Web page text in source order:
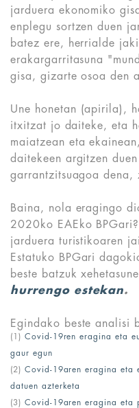
jarduera ekonomiko
enplegu sortzen duen
batez ere, herrialde
erakargarritasuna
gisa, gizarte osoa den
Une honetan (apirila),
itxitzat jo daiteke, eta
maiatzean eta
daitekeen argitzen
garrantzitsuagoa dena,
Baina, nola eragingo
2020ko EAEko
jarduera turistikoaren
Estatuko BPGari
beste batzuk
hurrengo estekan.
Egindako beste analisi
(1) Covid-19ren eragina eta
gaur egun
(2) Covid-19aren eragina eta
datuen azterketa
(3) Covid-19aren eragina eta